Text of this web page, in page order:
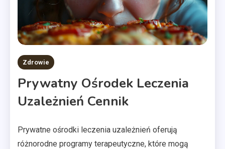
Zdrowie
Prywatny Ośrodek Leczenia
Uzależnień Cennik
Prywatne ośrodki leczenia uzależnień oferują
różnorodne programy terapeutyczne, które mogą